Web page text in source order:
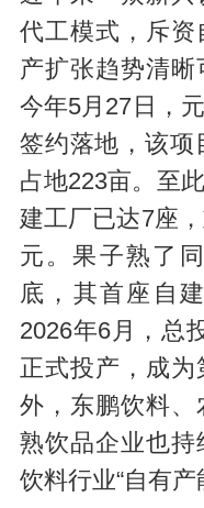
代工模式，斥资
产扩张趋势清晰
今年5月27日，
签约落地，该项
占地223亩。至
建工厂已达7座
元。果子熟了
底，其首座自
2026年6月，总
正式投产，成为
外，东鹏饮料、
熟饮品企业也持
饮料行业“自有产